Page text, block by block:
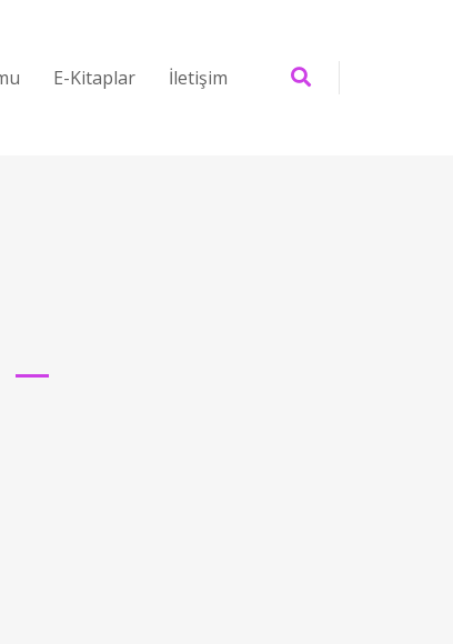
E-Kitaplar İletişim